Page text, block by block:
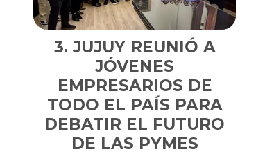
JUJUY REUNIÓ A
JÓVENES
EMPRESARIOS DE
TODO EL PAÍS PARA
DEBATIR EL FUTURO
DE LAS PYMES